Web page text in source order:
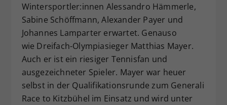
Wintersportler:innen Alessandro Hämmerle,
Sabine Schöffmann, Alexander Payer und
Johannes Lamparter erwartet. Genauso
wie Dreifach-Olympiasieger Matthias Mayer.
Auch er ist ein riesiger Tennisfan und
ausgezeichneter Spieler. Mayer war heuer
selbst in der Qualifikationsrunde zum Generali
Race to Kitzbühel im Einsatz und wird unter